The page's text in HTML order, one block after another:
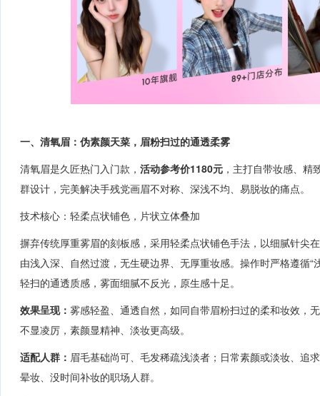
一、清氧眉：伪素颜天菜，眉粉扫过的通透柔雾
清氧眉是久匠热门入门款， 活动参考价1180元 ， 主打自带妆感、 精
群设计，完美解决手残党画眉不对称、深浅不均、易脱妆的痛点。
技术核心：轻柔点状铺色，片状立体叠加
摒弃传统厚重雾眉的刻板感，采用轻柔点状铺色手法，以细腻针尖
由浅入深、自然过渡，无生硬边界、无厚重妆感。操作时严格遵循
轻扫的通透质感，雾面细腻不反光，原生感十足。
效果呈现： 雾感轻盈、通透自然，如同自带眉粉扫过的柔和妆效，
不显凌厉，素颜显精神、淡妆更高级。
适配人群： 眉毛基础尚可、毛发稀疏浅淡者；日常素颜或淡妆、追
晕妆、没时间补妆的职场人群。